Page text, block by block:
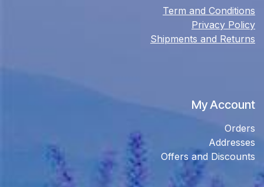
Term and Conditions
Privacy Policy
Shipments and Returns
My Account
Orders
Addresses
Offers and Discounts